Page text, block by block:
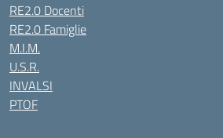
RE2.0 Docenti
RE2.0 Famiglie
M.I.M.
U.S.R.
INVALSI
PTOF